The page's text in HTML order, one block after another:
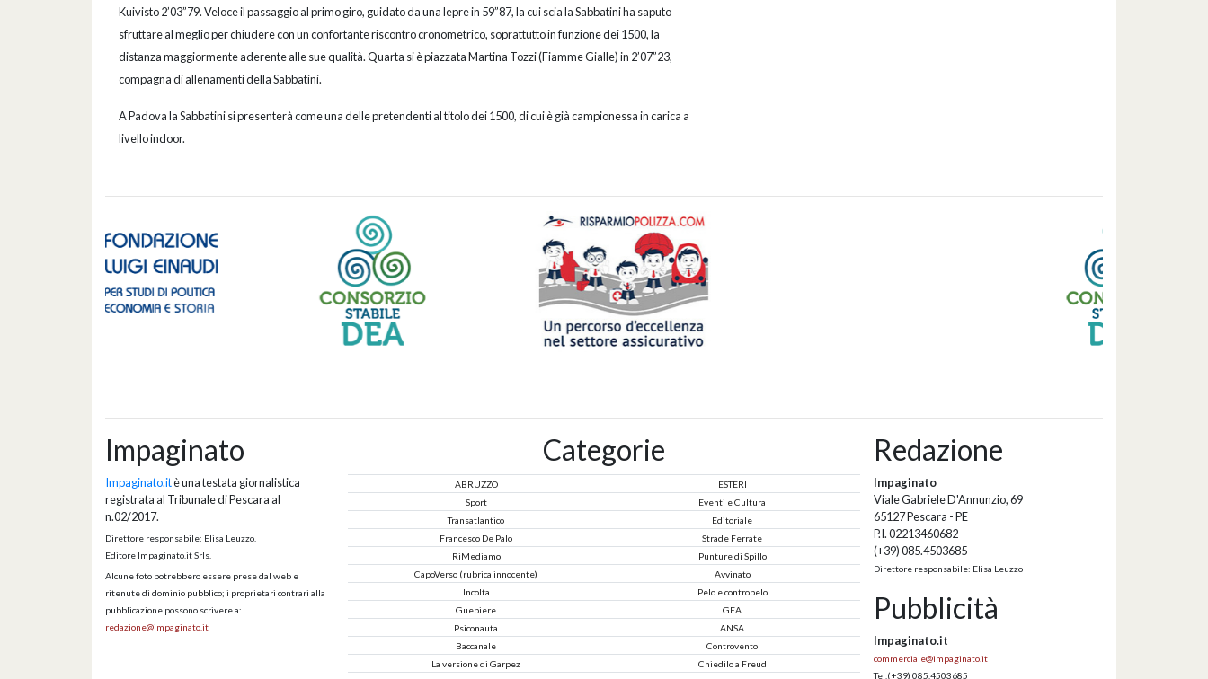
Kuivisto 2’03”79. Veloce il passaggio al primo giro, guidato da una lepre in 59”87, la cui scia la Sabbatini ha saputo
sfruttare al meglio per chiudere con un confortante riscontro cronometrico, soprattutto in funzione dei 1500, la
distanza maggiormente aderente alle sue qualità. Quarta si è piazzata Martina Tozzi (Fiamme Gialle) in 2’07”23,
compagna di allenamenti della Sabbatini.
A Padova la Sabbatini si presenterà come una delle pretendenti al titolo dei 1500, di cui è già campionessa in carica a
livello indoor.
Impaginato
Impaginato.itè una testata giornalistica
registrata al Tribunale di Pescara al
n.02/2017.
Direttore responsabile: Elisa Leuzzo.
Editore Impaginato.it Srls.
Alcune foto potrebbero essere prese dal web e
ritenute di dominio pubblico; i proprietari contrari alla
pubblicazione possono scrivere a:
redazione@impaginato.it
Categorie
ABRUZZO
ESTERI
Sport
Eventi e Cultura
Transatlantico
Editoriale
Francesco De Palo
Strade Ferrate
RiMediamo
Punture di Spillo
CapoVerso (rubrica innocente)
Avvinato
Incolta
Pelo e contropelo
Guepiere
GEA
Psiconauta
ANSA
Baccanale
Controvento
La versione di Garpez
Chiedilo a Freud
Redazione
Impaginato
Viale Gabriele D'Annunzio, 69
65127 Pescara - PE
P.I. 02213460682
(+39) 085.4503685
Direttore responsabile: Elisa Leuzzo
Pubblicità
Impaginato.it
commerciale@impaginato.it
Tel. (+39) 085.4503685